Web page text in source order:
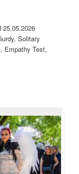
25.05.2026
Solitary
Empathy Test,